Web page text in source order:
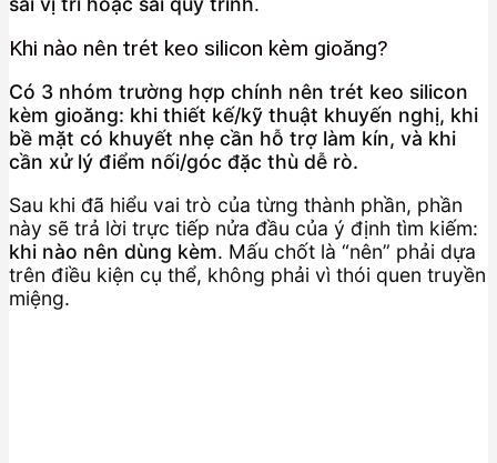
Khi nào nên trét keo silicon kèm gioăng?
Có 3 nhóm trường hợp chính nên trét keo silicon
kèm gioăng: khi thiết kế/kỹ thuật khuyến nghị, khi
bề mặt có khuyết nhẹ cần hỗ trợ làm kín, và khi
cần xử lý điểm nối/góc đặc thù dễ rò.
Sau khi đã hiểu vai trò của từng thành phần, phần
này sẽ trả lời trực tiếp nửa đầu của ý định tìm kiếm:
khi nào nên dùng kèm. Mấu chốt là “nên” phải dựa
trên điều kiện cụ thể, không phải vì thói quen truyền
miệng.